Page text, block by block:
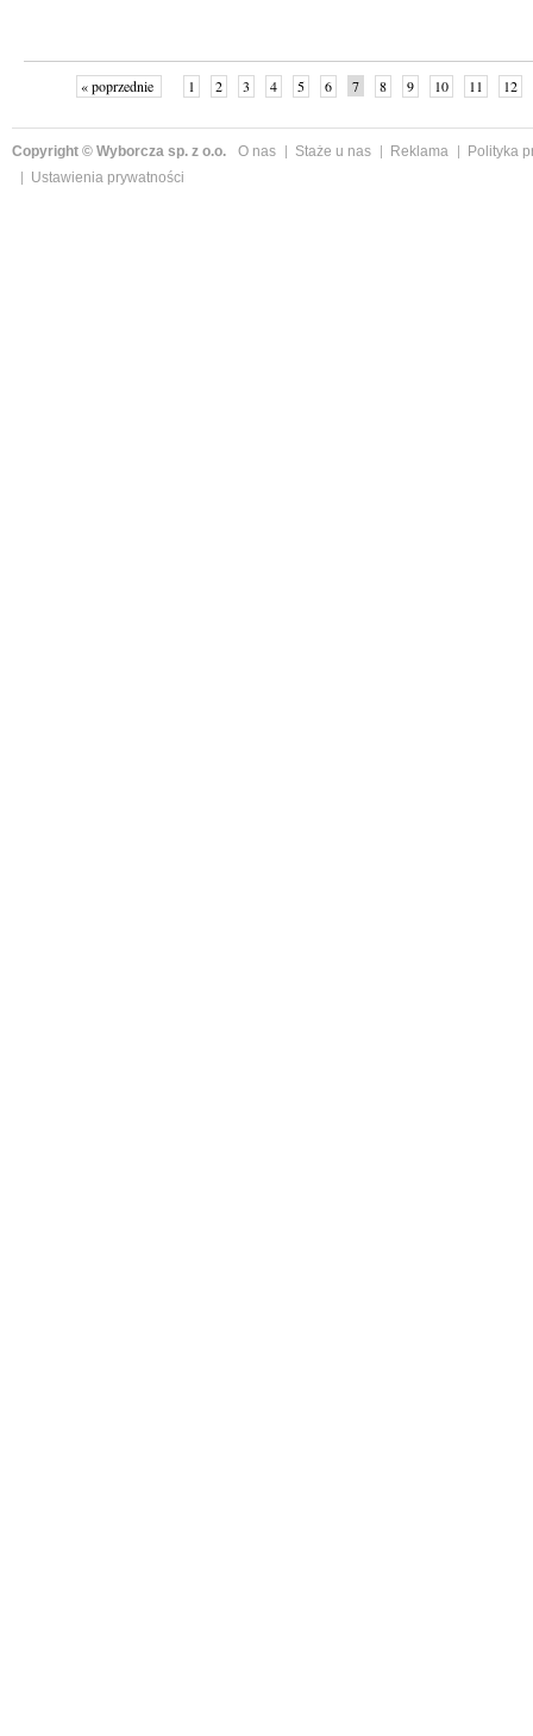
« poprzednie 1 2 3 4 5 6 7 8 9 10 11 12
Copyright © Wyborcza sp. z o.o. O nas Staże u nas Reklama
Polityka
Ustawienia prywatności